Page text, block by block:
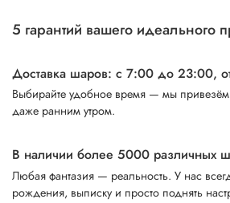
5 гарантий вашего идеального
Доставка шаров: с 7:00 до 23:00,
Выбирайте удобное время — мы
даже ранним утром.
В наличии более 5000 различных
Любая фантазия — реальность. У нас
рождения, выписку и просто поднять